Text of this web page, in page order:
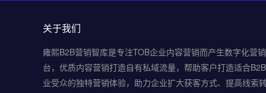
关于我们
雍熙B2B营销智库是专注TOB企业内容营销而产生数字化营
台，优质内容营销打造自有私域流量，帮助客户打造适合
业受众的独特营销体验，助力企业扩大获客方式、提高线索